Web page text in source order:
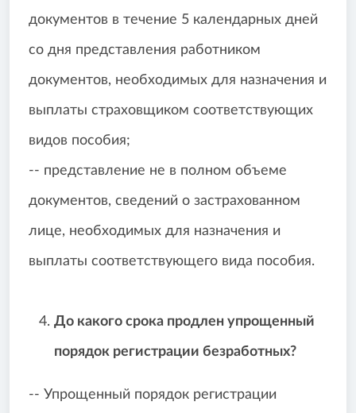
документов в течение 5 календарных дней
со дня представления работником
документов, необходимых для назначения и
выплаты страховщиком соответствующих
видов пособия;
-- представление не в полном объеме
документов, сведений о застрахованном
лице, необходимых для назначения и
выплаты соответствующего вида пособия.
До какого срока продлен упрощенный
порядок регистрации безработных?
-- Упрощенный порядок регистрации